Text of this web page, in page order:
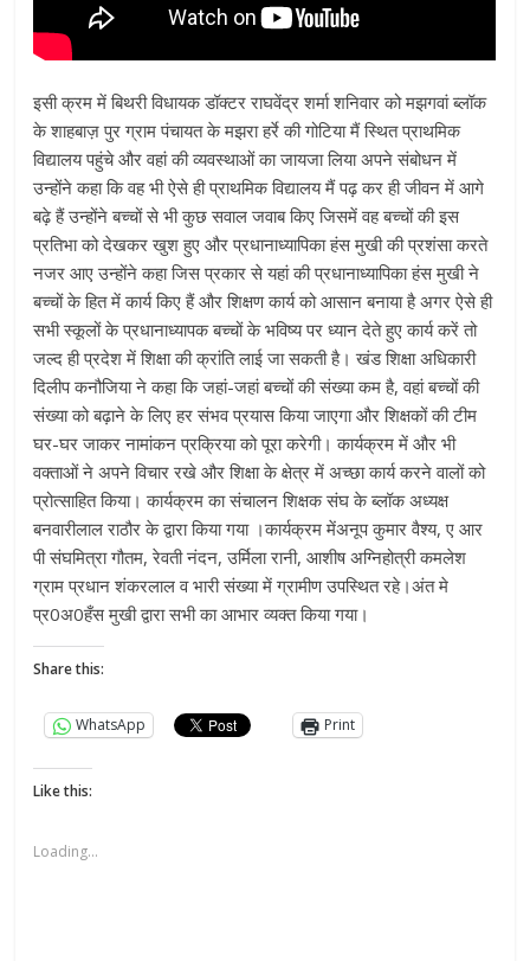
इसी क्रम में बिथरी विधायक डॉक्टर राघवेंद्र शर्मा शनिवार को मझगवां ब्लॉक
के शाहबाज़ पुर ग्राम पंचायत के मझरा हर्रे की गोटिया मैं स्थित प्राथमिक
विद्यालय पहुंचे और वहां की व्यवस्थाओं का जायजा लिया अपने संबोधन में
उन्होंने कहा कि वह भी ऐसे ही प्राथमिक विद्यालय मैं पढ़ कर ही जीवन में आगे
बढ़े हैं उन्होंने बच्चों से भी कुछ सवाल जवाब किए जिसमें वह बच्चों की इस
प्रतिभा को देखकर खुश हुए और प्रधानाध्यापिका हंस मुखी की प्रशंसा करते
नजर आए उन्होंने कहा जिस प्रकार से यहां की प्रधानाध्यापिका हंस मुखी ने
बच्चों के हित में कार्य किए हैं और शिक्षण कार्य को आसान बनाया है अगर ऐसे ही
सभी स्कूलों के प्रधानाध्यापक बच्चों के भविष्य पर ध्यान देते हुए कार्य करें तो
जल्द ही प्रदेश में शिक्षा की क्रांति लाई जा सकती है। खंड शिक्षा अधिकारी
दिलीप कनौजिया ने कहा कि जहां-जहां बच्चों की संख्या कम है, वहां बच्चों की
संख्या को बढ़ाने के लिए हर संभव प्रयास किया जाएगा और शिक्षकों की टीम
घर-घर जाकर नामांकन प्रक्रिया को पूरा करेगी। कार्यक्रम में और भी
वक्ताओं ने अपने विचार रखे और शिक्षा के क्षेत्र में अच्छा कार्य करने वालों को
प्रोत्साहित किया। कार्यक्रम का संचालन शिक्षक संघ के ब्लॉक अध्यक्ष
बनवारीलाल राठौर के द्वारा किया गया ।कार्यक्रम मेंअनूप कुमार वैश्य, ए आर
पी संघमित्रा गौतम, रेवती नंदन, उर्मिला रानी, आशीष अग्निहोत्री कमलेश
ग्राम प्रधान शंकरलाल व भारी संख्या में ग्रामीण उपस्थित रहे।अंत मे
प्र0अ0हँस मुखी द्वारा सभी का आभार व्यक्त किया गया।
Share this:
WhatsApp Print
Like this:
Loading...